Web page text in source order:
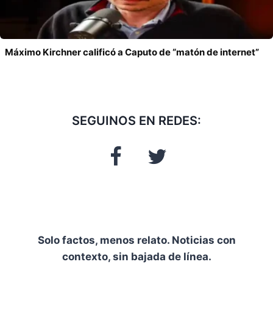
Máximo Kirchner calificó a Caputo de “matón de internet”
SEGUINOS EN REDES:
Solo factos, menos relato. Noticias con
contexto, sin bajada de línea.